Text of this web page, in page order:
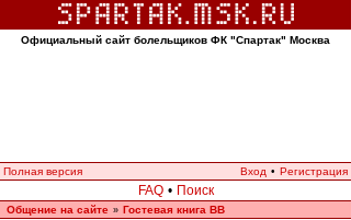
Официальный сайт болельщиков ФК "Спартак" Москва
Полная версия Вход • Регистрация
FAQ • Поиск
Общение на сайте » Гостевая книга ВВ